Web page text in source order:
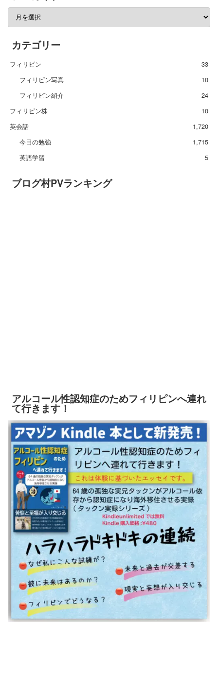
カテゴリー
フィリピン
33
フィリピン写真
10
フィリピン紹介
24
フィリピン株
10
英会話
1,720
今日の勉強
1,715
英語学習
5
ブログ村PVランキング
アルコール性認知症のためフィリピンへ連れ
て行きます！